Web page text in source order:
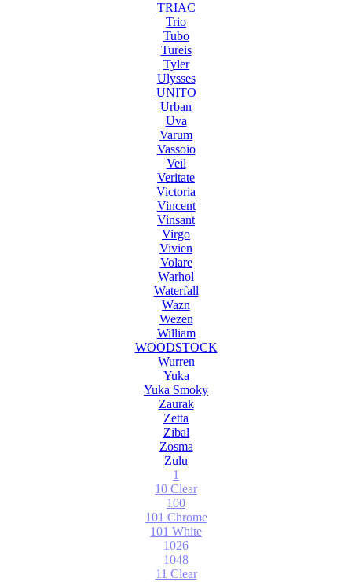
TRIAC
Trio
Tubo
Tureis
Tyler
Ulysses
UNITO
Urban
Uva
Varum
Vassoio
Veil
Veritate
Victoria
Vincent
Vinsant
Virgo
Vivien
Volare
Warhol
Waterfall
Wazn
Wezen
William
WOODSTOCK
Wurren
Yuka
Yuka Smoky
Zaurak
Zetta
Zibal
Zosma
Zulu
1
10 Clear
100
101 Chrome
101 White
1026
1048
11 Clear